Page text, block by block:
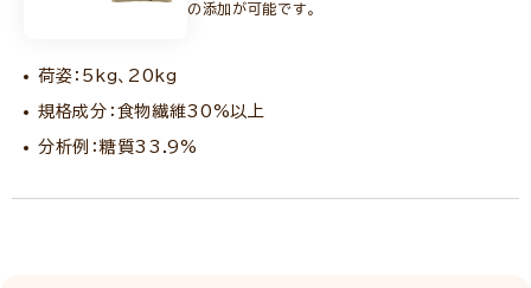
の添加が可能です。
荷姿：5kg、20kg
規格成分：食物繊維30%以上
分析例：糖質33.9%